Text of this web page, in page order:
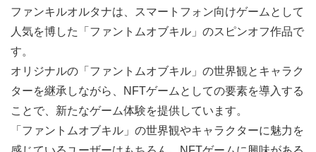
ファンキルオルタナは、スマートフォン向けゲームとして
人気を博した「ファントムオブキル」のスピンオフ作品で
す。
オリジナルの「ファントムオブキル」の世界観とキャラク
ターを継承しながら、NFTゲームとしての要素を導入する
ことで、新たなゲーム体験を提供しています。
「ファントムオブキル」の世界観やキャラクターに魅力を